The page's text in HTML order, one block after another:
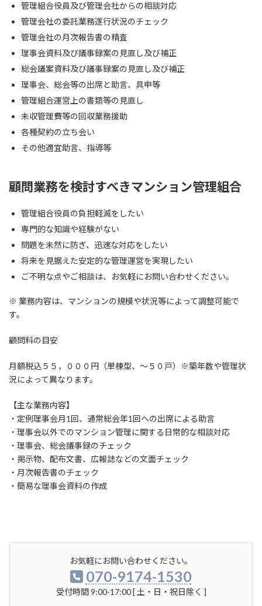
管理組合役員及び管理会社からの相談対応
管理会社の委託業務遂行状況のチェック
管理会社の月次報告書の精査
理事会資料及び議事録案の見直し及び補正
総会議案資料及び議事録案の見直し及び補正
理事会、総会等の出席と助言、具申等
管理組合運営上の書類等の見直し
未収管理費等の回収業務援助
各種契約の立ち会い
その他適宜助言、指導等
顧問業務を検討すべきマンション管理組合
管理組合役員の負担軽減をしたい
専門的な知識や経験がない
問題を未然に防ぎ、迅速な対応をしたい
将来を見据えた安定的な管理運営を実現したい
ご不明な点やご相談は、お気軽にお問い合わせください。
※ 業務内容は、マンションの規模や状況等によって調整可能で
す。
顧問料の目安
月額税込５５，０００円（単棟型、～５０戸）※築年数や管理状
況によって異なります。
【主な業務内容】
・定例理事会月1回、通常総会年1回への出席による助言
・理事会以外でのマンション管理に関する日常的な相談対応
・理事会、総会議事録のチェック
・掲示物、配布文書、広報誌などの文面チェック
・月次報告書のチェック
・簡易な理事会資料の作成
お気軽にお問い合わせください。
070-9174-1530
受付時間 9:00-17:00 [ 土・日・祝日除く ]